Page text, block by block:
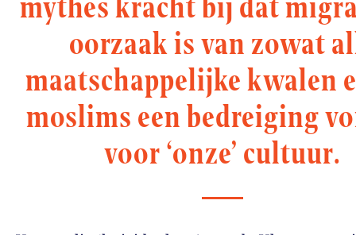
oorzaak is van zowat
maatschappelijke kwalen
moslims een bedreiging
voor ‘onze’ cultuur.